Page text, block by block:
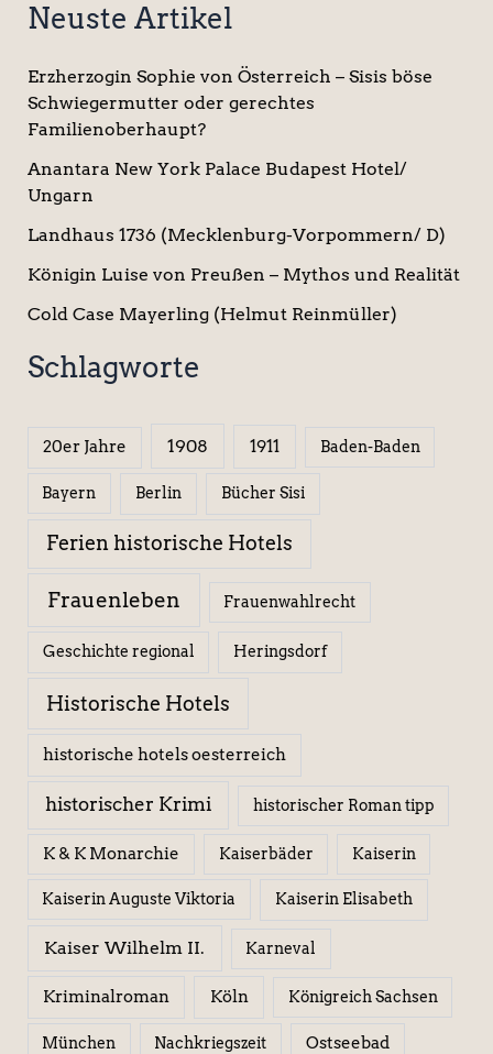
Neuste Artikel
Erzherzogin Sophie von Österreich – Sisis böse
Schwiegermutter oder gerechtes
Familienoberhaupt?
Anantara New York Palace Budapest Hotel/
Ungarn
Landhaus 1736 (Mecklenburg-Vorpommern/ D)
Königin Luise von Preußen – Mythos und Realität
Cold Case Mayerling (Helmut Reinmüller)
Schlagworte
20er Jahre 1908 1911 Baden-Baden
Bayern Berlin Bücher Sisi
Ferien historische Hotels
Frauenleben Frauenwahlrecht
Geschichte regional Heringsdorf
Historische Hotels
historische hotels oesterreich
historischer Krimi historischer Roman tipp
K & K Monarchie Kaiserbäder Kaiserin
Kaiserin Auguste Viktoria Kaiserin Elisabeth
Kaiser Wilhelm II. Karneval
Kriminalroman Köln Königreich Sachsen
München Nachkriegszeit Ostseebad